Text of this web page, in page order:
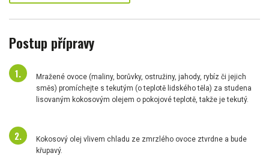
Postup přípravy
Mražené ovoce (maliny, borůvky, ostružiny, jahody, rybíz či jejich
směs) promíchejte s tekutým (o teplotě lidského těla) za studena
lisovaným kokosovým olejem o pokojové teplotě, takže je tekutý.
Kokosový olej vlivem chladu ze zmrzlého ovoce ztvrdne a bude
křupavý.